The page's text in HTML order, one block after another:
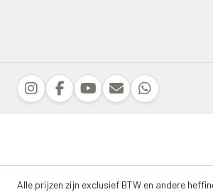
Alle prijzen zijn exclusief BTW en andere